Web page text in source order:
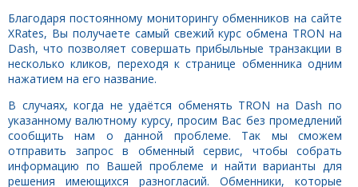
Благодаря постоянному мониторингу обменников на сайте
XRates, Вы получаете самый свежий курс обмена TRON на
Dash, что позволяет совершать прибыльные транзакции в
несколько кликов, переходя к странице обменника одним
нажатием на его название.
В случаях, когда не удаётся обменять TRON на Dash по
указанному валютному курсу, просим Вас без промедлений
сообщить нам о данной проблеме. Так мы сможем
отправить запрос в обменный сервис, чтобы собрать
информацию по Вашей проблеме и найти варианты для
решения имеющихся разногласий. Обменники, которые